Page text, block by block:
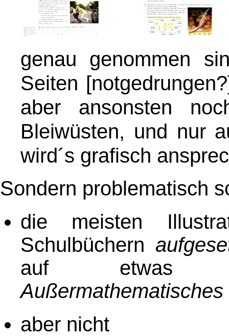
genau genommen
Seiten
aber ansonsten
Bleiwüsten, und nur
wird´s grafisch
Sondern problematisch
die meisten
Schulbüchern
auf etwas
Außermathematisches
aber nicht